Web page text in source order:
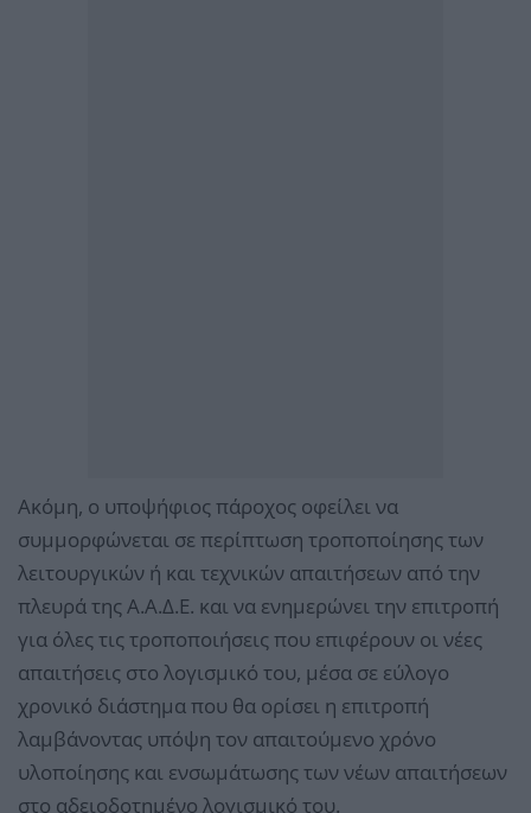
Ακόμη, ο υποψήφιος πάροχος οφείλει να
συμμορφώνεται σε περίπτωση τροποποίησης των
λειτουργικών ή και τεχνικών απαιτήσεων από την
πλευρά της Α.Α.Δ.Ε. και να ενημερώνει την επιτροπή
για όλες τις τροποποιήσεις που επιφέρουν οι νέες
απαιτήσεις στο λογισμικό του, μέσα σε εύλογο
χρονικό διάστημα που θα ορίσει η επιτροπή
λαμβάνοντας υπόψη τον απαιτούμενο χρόνο
υλοποίησης και ενσωμάτωσης των νέων απαιτήσεων
στο αδειοδοτημένο λογισμικό του.